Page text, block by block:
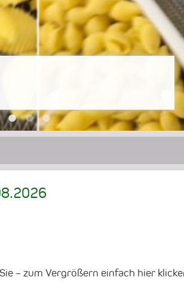
•••
– zum Vergrößern einfach hier